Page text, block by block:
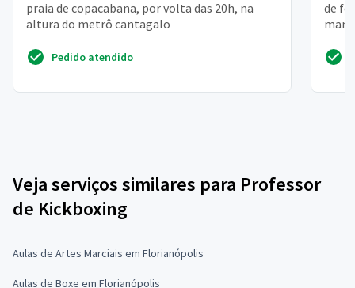
praia de copacabana, por volta das 20h, na
altura do metrô cantagalo
Pedido atendido
de
Veja serviços similares para Professor
de Kickboxing
Aulas de Artes Marciais em Florianópolis
Aulas de Boxe em Florianópolis